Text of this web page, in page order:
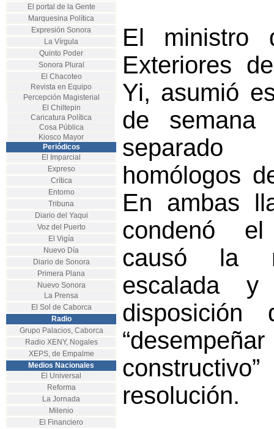
El portal de la Gente
Marquesina Política
Expresión Sonora
La Vírgula
Quinto Poder
Sonora Plural
El Chacoteo
Revista en Equipo
Percepción Magisterial
El Chiltepin
Caricatura Política
Cosa Pública
Kiosco Mayor
Periódicos
El Imparcial
Expreso
Crítica
Entorno
Tribuna
Diario del Yaqui
Voz del Puerto
El Vigía
Nuevo Día
Diario de Sonora
Primera Plana
Nuevo Sonora
La Prensa
El Sol de Caborca
Radio
Grupo Palacios, Caborca
Radio XENY, Nogales
XEPS, de Empalme
Medios Nacionales
El Universal
Reforma
La Jornada
Milenio
El Financiero
El ministro
Exteriores
Yi, asumió
de
homólogos
En ambas
condenó
causó la
escalada
resolución.